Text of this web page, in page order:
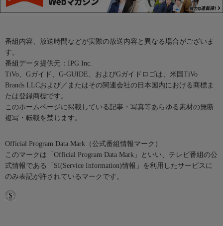
番組内容、放送時間などが実際の放送内容と異なる場合がございま
す。
番組データ提供元：IPG Inc.
TiVo、Gガイド、G-GUIDE、およびGガイドロゴは、米国TiVo
Brands LLCおよび／またはその関連会社の日本国内における商標ま
たは登録商標です。
このホームページに掲載している記事・写真等あらゆる素材の無断
複写・転載を禁じます。
Official Program Data Mark（公式番組情報マーク）
このマークは「Official Program Data Mark」といい、テレビ番組の公
式情報である「SI(Service Information)情報」を利用したサービスに
のみ表記が許されているマークです。